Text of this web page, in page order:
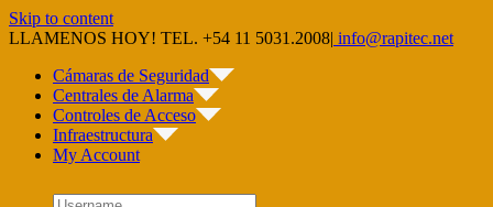
Skip to content
LLAMENOS HOY! TEL. +54 11 5031.2008| info@rapitec.net
Cámaras de Seguridad
Centrales de Alarma
Controles de Acceso
Infraestructura
My Account